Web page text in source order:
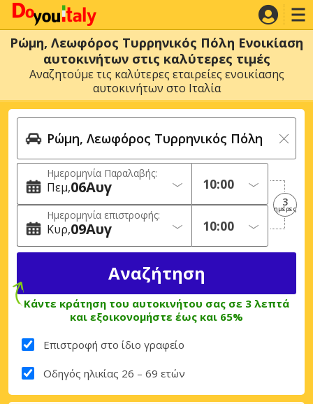
Ρώμη, Λεωφόρος Τυρρηνικός Πόλη Ενοικίαση
αυτοκινήτων στις καλύτερες τιμές
Αναζητούμε τις καλύτερες εταιρείες ενοικίασης
αυτοκινήτων στο Ιταλία
Ημερομηνία Παραλαβής:
Πεμ 06Αυγ
Ημερομηνία επιστροφής:
Κυρ 09Αυγ
3
ημέρες
Κάντε κράτηση του αυτοκινήτου σας σε 3 λεπτά
και εξοικονομήστε έως και 65%
Επιστροφή στο ίδιο γραφείο
Οδηγός ηλικίας 26 – 69 ετών